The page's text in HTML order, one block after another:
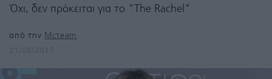
Όχι, δεν πρόκειται για το "The Rachel"
από την Mcteam